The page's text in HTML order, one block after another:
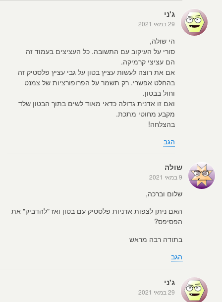
ג'ני
29 במאי 2021
הי שולה,
סורי על העיקוב עם התשובה. כל העציצים בעמוד זה
הם עציצי קרמיקה.
אם את רוצה לעשות עציץ בטון על גבי עציץ פלסטיק זה
בהחלט אפשרי. רק תשמר על הפרופורציות של צמנט
וחול בבטון.
ואם זו אדנית גדולה כדאי מאוד לשים בתוך הבטון שלד
מקבע מחוטי מתכת.
בהצלחה!
הגב
שולה
9 במאי 2021
שלום וברכה,
האם ניתן לצפות אדניות פלסטיק עם בטון ואז "להדביק" את
הפסיפס?
בתודה רבה מראש
הגב
ג'ני
29 במאי 2021